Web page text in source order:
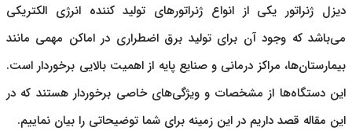
دیزل ژنراتوریکی از انواع ژنراتورهای تولید کننده انرژی الکتریکی
می‌باشد که وجود آن برای تولید برق اضطراری در اماکن مهمی مانند
بیمارستان‌ها، مراکز درمانی و صنایع پایه از اهمیت بالایی برخوردار است.
این دستگاه‌ها از مشخصات و ویژگی‌های خاصی برخوردار هستند که در
این مقاله قصد داریم در این زمینه برای شما توضیحاتی را بیان نماییم.